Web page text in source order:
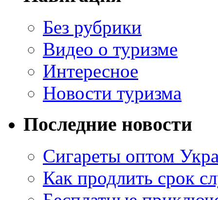
Без рубрики
Видео о туризме
Интересное
Новости туризма
Последние новости
Сигареты оптом
Как продлить срок